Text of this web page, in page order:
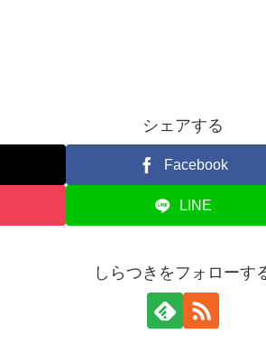
シェアする
Facebook
LINE
しらつきをフォローす